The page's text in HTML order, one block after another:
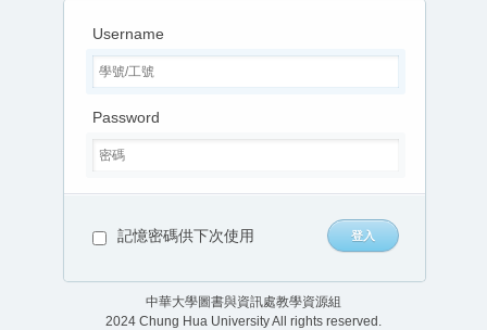
Username
Password
記憶密碼供下次使用
中華大學圖書與資訊處教學資源組
2024 Chung Hua University All rights reserved.